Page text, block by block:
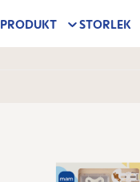
PRODUKT STORLEK